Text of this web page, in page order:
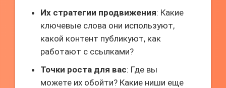
Их стратегии продвижения: Какие
ключевые слова они используют,
какой контент публикуют, как
работают с ссылками?
Точки роста для вас: Где вы
можете их обойти? Какие ниши еще